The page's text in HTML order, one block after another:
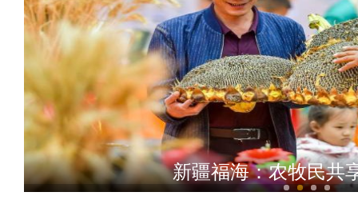
2023年第十三届沙雅胡杨节
新疆福海：农牧民共